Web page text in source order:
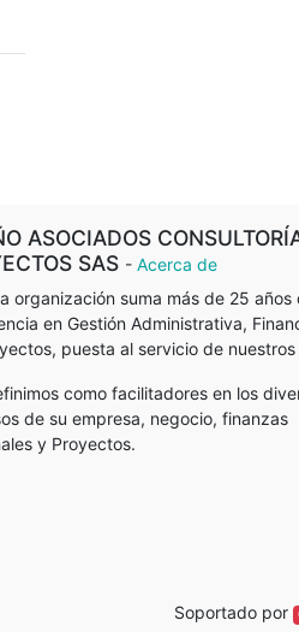
ASOCIADOS
SAS - Acerca de
organización suma más de 25 años
en Gestión Administrativa,
puesta al servicio de nuestros
como facilitadores en los
de su empresa, negocio, finanzas
y Proyectos.
Soportado por